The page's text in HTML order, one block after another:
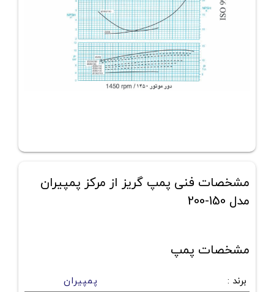
مشخصات فنی پمپ گریز از مرکز پمپیران
مدل 150-200
مشخصات پمپ
برند :
پمپیران